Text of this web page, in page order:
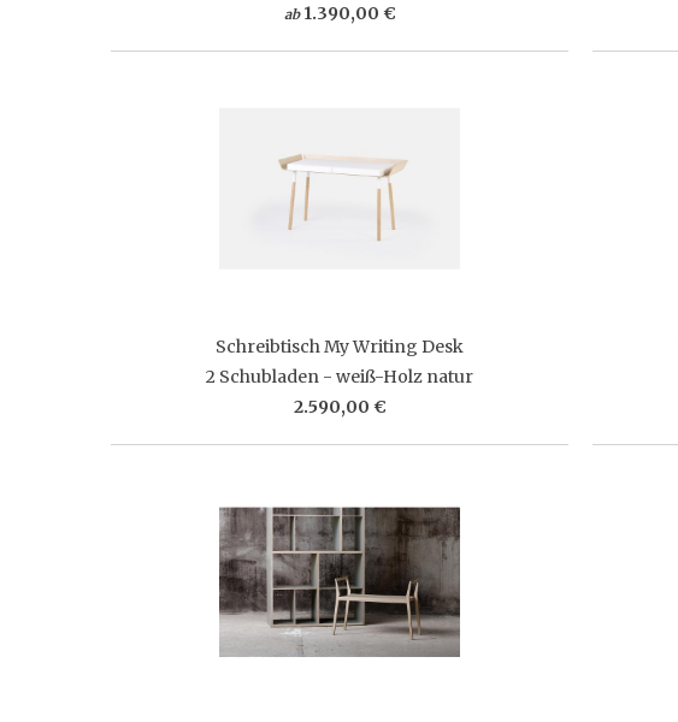
ab 1.390,00 €
Schreibtisch My Writing Desk
2 Schubladen - weiß-Holz natur
2.590,00 €